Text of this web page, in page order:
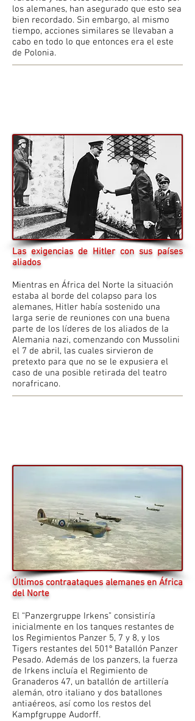
los alemanes, han asegurado que esto sea
bien recordado. Sin embargo, al mismo
tiempo, acciones similares se llevaban a
cabo en todo lo que entonces era el este
de Polonia.
Las exigencias de Hitler con sus países
aliados
Mientras en África del Norte la situación
estaba al borde del colapso para los
alemanes, Hitler había sostenido una
larga serie de reuniones con una buena
parte de los líderes de los aliados de la
Alemania nazi, comenzando con Mussolini
el 7 de abril, las cuales sirvieron de
pretexto para que no se le expusiera el
caso de una posible retirada del teatro
norafricano.
Últimos contraataques alemanes en África
del Norte
El “Panzergruppe Irkens” consistiría
inicialmente en los tanques restantes de
los Regimientos Panzer 5, 7 y 8, y los
Tigers restantes del 501º Batallón Panzer
Pesado. Además de los panzers, la fuerza
de Irkens incluía el Regimiento de
Granaderos 47, un batallón de artillería
alemán, otro italiano y dos batallones
antiaéreos, así como los restos del
Kampfgruppe Audorff.